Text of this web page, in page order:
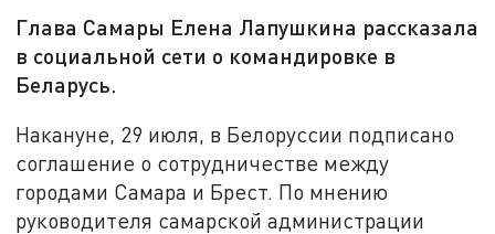
Глава Самары Елена Лапушкина рассказала
в социальной сети о командировке в
Беларусь.
Накануне, 29 июля, в Белоруссии подписано
соглашение о сотрудничестве между
городами Самара и Брест. По мнению
руководителя самарской администрации